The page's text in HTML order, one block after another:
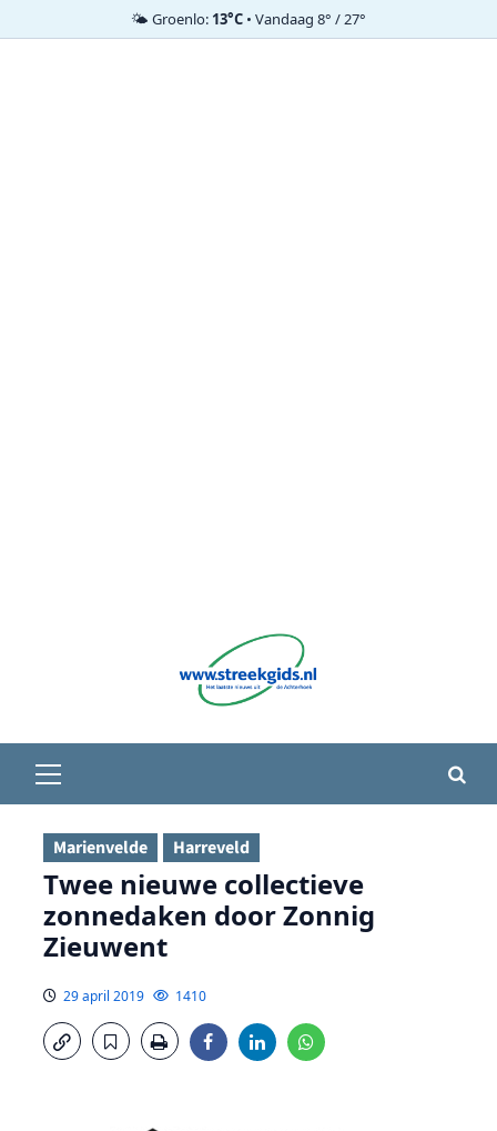
🌤️ Groenlo: 13°C • Vandaag 8° / 27°
menu
Marienvelde Harreveld
Twee nieuwe collectieve
zonnedaken door Zonnig
Zieuwent
29 april 2019 1410